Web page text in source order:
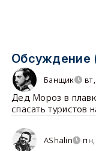
Обсуждение
Банщик
Дед Мороз в
спасать туристов
AShalin